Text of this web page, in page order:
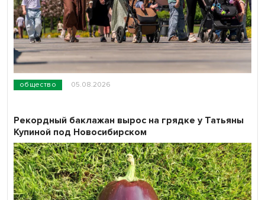
общество 05.08.2026
Рекордный баклажан вырос на грядке у Татьяны
Купиной под Новосибирском